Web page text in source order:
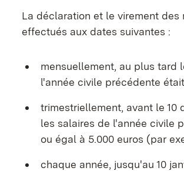
La déclaration et le virement
effectués aux dates suivantes :
mensuellement, au plus tard
l'année civile précédente
trimestriellement, avant le 10
les salaires de l'année civile
ou égal à 5.000 euros (par
chaque année, jusqu'au 10